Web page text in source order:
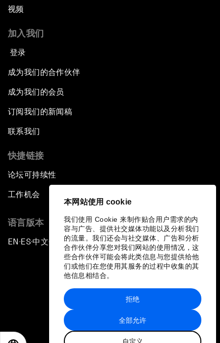
本网站使用 cookie
我们使用 Cookie 来制作贴合用户需求的内
容与广告、提供社交媒体功能以及分析我们
的流量。我们还会与社交媒体、广告和分析
合作伙伴分享您对我们网站的使用情况，这
些合作伙伴可能会将此类信息与您提供给他
们或他们在您使用其服务的过程中收集的其
他信息相结合。
全部允许
自定义
拒绝
视频
加入我们
登录
成为我们的合作伙伴
成为我们的会员
订阅我们的新闻稿
联系我们
快捷链接
论坛可持续性
工作机会
语言版本
EN ▪ES▪中文▪ 日本語
站点地图